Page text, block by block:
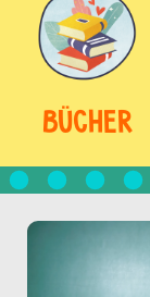
BÜCHER